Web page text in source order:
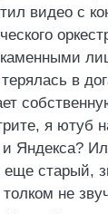
видео с
в
я ютуб
Яндекса?
старый,
не